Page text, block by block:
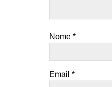
Nome *
Email *